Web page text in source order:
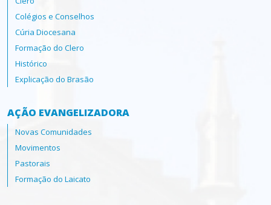
Colégios e Conselhos
Cúria Diocesana
Formação do Clero
Histórico
Explicação do Brasão
AÇÃO EVANGELIZADORA
Novas Comunidades
Movimentos
Pastorais
Formação do Laicato